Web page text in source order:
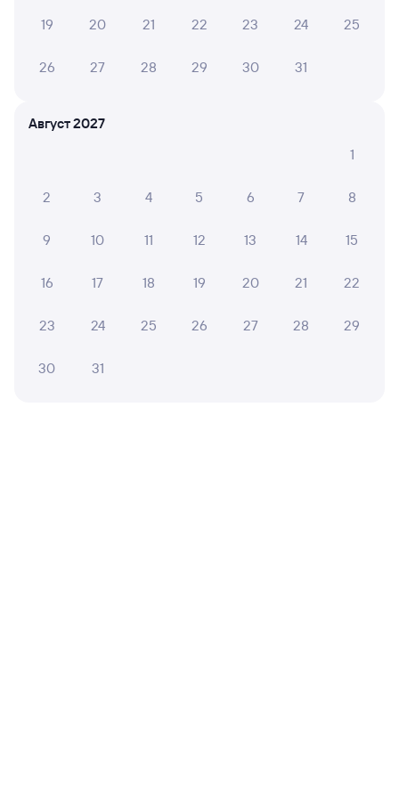
Вокзал Майкоп
19 20 21 22 23 24 25
26 27 28 29 30 31
Август 2027
1
2 3 4 5 6 7 8
9 10 11 12 13 14 15
16 17 18 19 20 21 22
23 24 25 26 27 28 29
30 31